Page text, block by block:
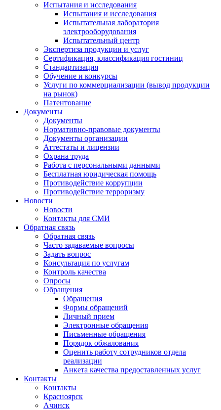
Испытания и исследования
Испытания и исследования
Испытательная лаборатория
электрооборудования
Испытательный центр
Экспертиза продукции и услуг
Сертификация, классификация гостиниц
Стандартизация
Обучение и конкурсы
Услуги по коммерциализации (вывод продукции
на рынок)
Патентование
Документы
Документы
Нормативно-правовые документы
Документы организации
Аттестаты и лицензии
Охрана труда
Работа с персональными данными
Бесплатная юридическая помощь
Противодействие коррупции
Противодействие терроризму
Новости
Новости
Контакты для СМИ
Обратная связь
Обратная связь
Часто задаваемые вопросы
Задать вопрос
Консультация по услугам
Контроль качества
Опросы
Обращения
Обращения
Формы обращений
Личный прием
Электронные обращения
Письменные обращения
Порядок обжалования
Оценить работу сотрудников отдела
реализации
Анкета качества предоставленных услуг
Контакты
Контакты
Красноярск
Ачинск